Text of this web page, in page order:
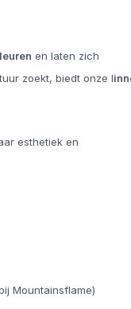
en laten zich
zoekt, biedt onze l
esthetiek en
Mountainsflame)